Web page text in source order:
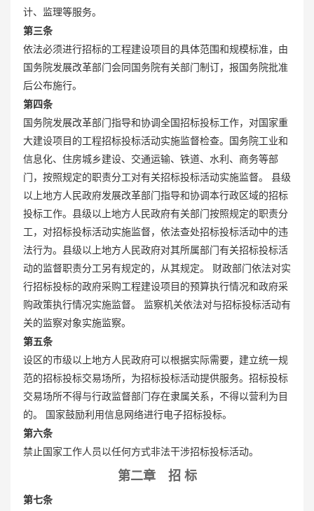
计、监理等服务。
第三条
依法必须进行招标的工程建设项目的具体范围和规模标准，由
国务院发展改革部门会同国务院有关部门制订，报国务院批准
后公布施行。
第四条
国务院发展改革部门指导和协调全国招标投标工作，对国家重
大建设项目的工程招标投标活动实施监督检查。国务院工业和
信息化、住房城乡建设、交通运输、铁道、水利、商务等部
门，按照规定的职责分工对有关招标投标活动实施监督。 县级
以上地方人民政府发展改革部门指导和协调本行政区域的招标
投标工作。县级以上地方人民政府有关部门按照规定的职责分
工，对招标投标活动实施监督，依法查处招标投标活动中的违
法行为。县级以上地方人民政府对其所属部门有关招标投标活
动的监督职责分工另有规定的，从其规定。 财政部门依法对实
行招标投标的政府采购工程建设项目的预算执行情况和政府采
购政策执行情况实施监督。 监察机关依法对与招标投标活动有
关的监察对象实施监察。
第五条
设区的市级以上地方人民政府可以根据实际需要，建立统一规
范的招标投标交易场所，为招标投标活动提供服务。招标投标
交易场所不得与行政监督部门存在隶属关系，不得以营利为目
的。 国家鼓励利用信息网络进行电子招标投标。
第六条
禁止国家工作人员以任何方式非法干涉招标投标活动。
第二章 招 标
第七条